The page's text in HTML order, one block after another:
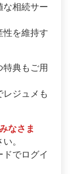
な相続サー
性を維持す
典もご用
レジュメも
なさま
。
ドでログイ